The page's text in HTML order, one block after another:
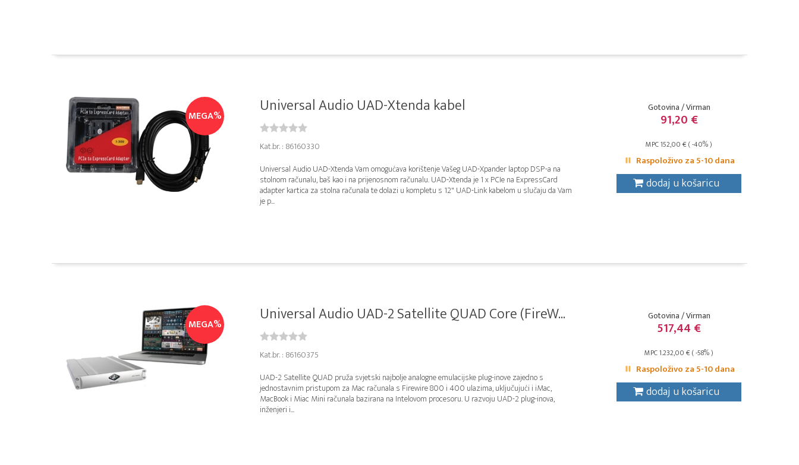
MEGA% Universal Audio UAD-Xtenda kabel
Kat.br. : 86160330
Universal Audio UAD-Xtenda Vam omogućava korištenje Vašeg UAD-Xpander laptop DSP-a na
stolnom računalu, baš kao i na prijenosnom računalu. UAD-Xtenda je 1 x PCIe na ExpressCard
adapter kartica za stolna računala te dolazi u kompletu s 12" UAD-Link kabelom u slučaju da Vam
je p...
Gotovina / Virman
91,20 €
MPC 152,00 € ( -40% )
Raspoloživo za 5-10 dana
dodaj u košaricu
MEGA% Universal Audio UAD-2 Satellite QUAD Core (FireW...
Kat.br. : 86160375
UAD-2 Satellite QUAD pruža svjetski najbolje analogne emulacijske plug-inove zajedno s
jednostavnim pristupom za Mac računala s Firewire 800 i 400 ulazima, uključujući i iMac,
MacBook i Miac Mini računala bazirana na Intelovom procesoru. U razvoju UAD-2 plug-inova,
inženjeri i...
Gotovina / Virman
517,44 €
MPC 1.232,00 € ( -58% )
Raspoloživo za 5-10 dana
dodaj u košaricu